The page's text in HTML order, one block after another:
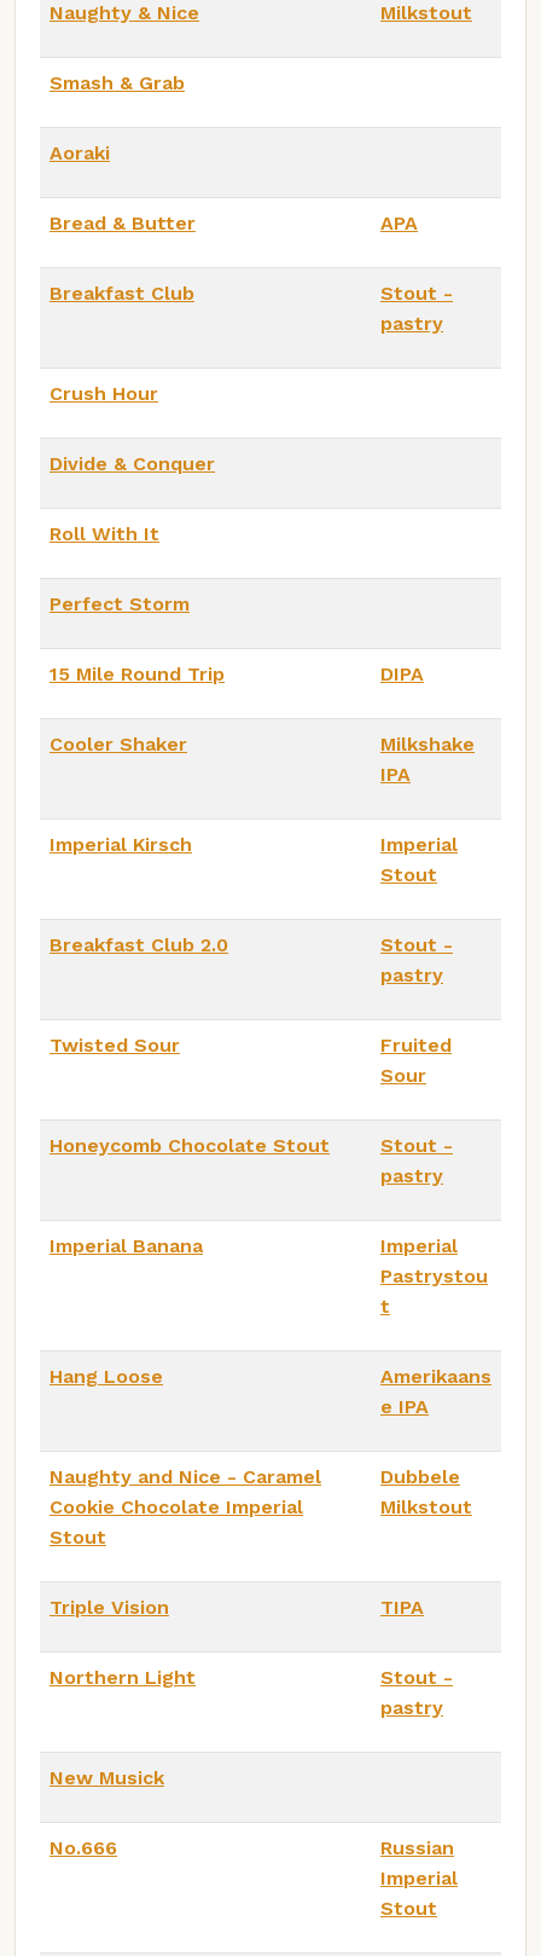
Naughty & Nice Milkstout
Smash & Grab
Aoraki
Bread & Butter APA
Breakfast Club
Stout -
pastry
Crush Hour
Divide & Conquer
Roll With It
Perfect Storm
15 Mile Round Trip DIPA
Cooler Shaker
Milkshake
IPA
Imperial Kirsch
Imperial
Stout
Breakfast Club 2.0
Stout -
pastry
Twisted Sour
Fruited
Sour
Honeycomb Chocolate Stout
Stout -
pastry
Imperial Banana
Imperial
Pastrystou
t
Hang Loose
Amerikaans
e IPA
Naughty and Nice - Caramel
Cookie Chocolate Imperial
Stout
Dubbele
Milkstout
Triple Vision TIPA
Northern Light
Stout -
pastry
New Musick
No.666
Russian
Imperial
Stout